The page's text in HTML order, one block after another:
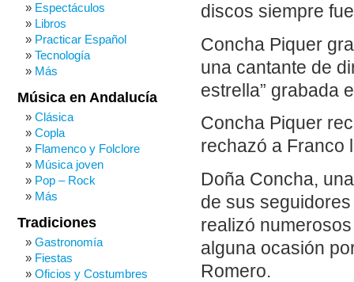
discos siempre
Concha Piquer
una cantante de
estrella” grabada
Concha Piquer
rechazó a Franco
Doña Concha,
de sus
realizó
alguna ocasión
Romero.
Espectáculos
Libros
Practicar Español
Tecnología
Más
Música en Andalucía
Clásica
Copla
Flamenco y Folclore
Música joven
Pop – Rock
Más
Tradiciones
Gastronomía
Fiestas
Oficios y Costumbres